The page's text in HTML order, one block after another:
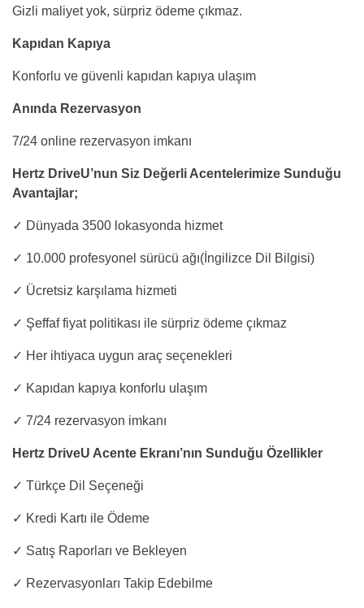
Gizli maliyet yok, sürpriz ödeme çıkmaz.
Kapıdan Kapıya
Konforlu ve güvenli kapıdan kapıya ulaşım
Anında Rezervasyon
7/24 online rezervasyon imkanı
Hertz DriveU’nun Siz Değerli Acentelerimize Sunduğu
Avantajlar;
✓ Dünyada 3500 lokasyonda hizmet
✓ 10.000 profesyonel sürücü ağı(İngilizce Dil Bilgisi)
✓ Ücretsiz karşılama hizmeti
✓ Şeffaf fiyat politikası ile sürpriz ödeme çıkmaz
✓ Her ihtiyaca uygun araç seçenekleri
✓ Kapıdan kapıya konforlu ulaşım
✓ 7/24 rezervasyon imkanı
Hertz DriveU Acente Ekranı’nın Sunduğu Özellikler
✓ Türkçe Dil Seçeneği
✓ Kredi Kartı ile Ödeme
✓ Satış Raporları ve Bekleyen
✓ Rezervasyonları Takip Edebilme